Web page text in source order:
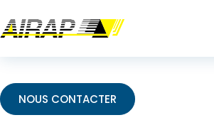
NOUS CONTACTER